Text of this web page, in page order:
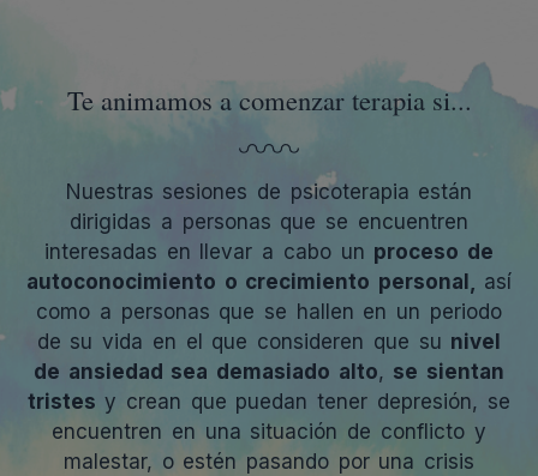
Te animamos a comenzar terapia si...
Nuestras sesiones de psicoterapia están
dirigidas a personas que se encuentren
interesadas en llevar a cabo un proceso de
autoconocimiento o crecimiento personal, así
como a personas que se hallen en un periodo
de su vida en el que consideren que su nivel
de ansiedad sea demasiado alto, se sientan
tristesy crean que puedan tener depresión, se
encuentren en una situación de conflicto y
malestar, o estén pasando por una crisis